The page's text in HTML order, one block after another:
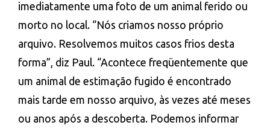
imediatamente uma foto de um animal ferido ou
morto no local. “Nós criamos nosso próprio
arquivo. Resolvemos muitos casos frios desta
forma”, diz Paul. “Acontece freqüentemente que
um animal de estimação fugido é encontrado
mais tarde em nosso arquivo, às vezes até meses
ou anos após a descoberta. Podemos informar